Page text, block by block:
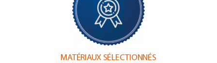
MATÉRIAUX SÉLECTIONNÉS